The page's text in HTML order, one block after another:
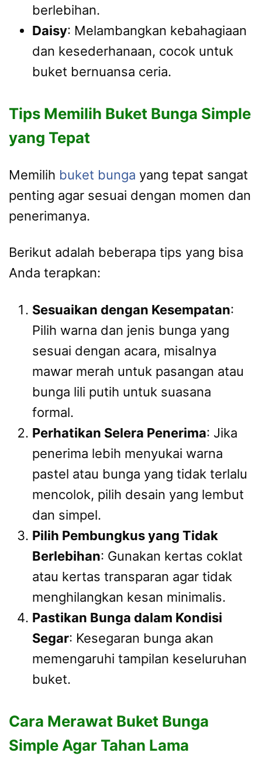
berlebihan.
Daisy: Melambangkan kebahagiaan
dan kesederhanaan, cocok untuk
buket bernuansa ceria.
Tips Memilih Buket Bunga Simple
yang Tepat
Memilih buket bunga yang tepat sangat
penting agar sesuai dengan momen dan
penerimanya.
Berikut adalah beberapa tips yang bisa
Anda terapkan:
Sesuaikan dengan Kesempatan:
Pilih warna dan jenis bunga yang
sesuai dengan acara, misalnya
mawar merah untuk pasangan atau
bunga lili putih untuk suasana
formal.
Perhatikan Selera Penerima: Jika
penerima lebih menyukai warna
pastel atau bunga yang tidak terlalu
mencolok, pilih desain yang lembut
dan simpel.
Pilih Pembungkus yang Tidak
Berlebihan: Gunakan kertas coklat
atau kertas transparan agar tidak
menghilangkan kesan minimalis.
Pastikan Bunga dalam Kondisi
Segar: Kesegaran bunga akan
memengaruhi tampilan keseluruhan
buket.
Cara Merawat Buket Bunga
Simple Agar Tahan Lama